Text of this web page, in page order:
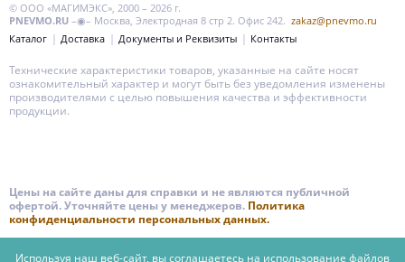
© ООО «МАГИМЭКС», 2000 – 2026 г.
PNEVMO.RU –◉– Москва, Электродная 8 стр 2. Офис 242. zakaz@pnevmo.ru
Каталог
Доставка Документы и Реквизиты Контакты
Технические характеристики товаров, указанные на сайте носят
ознакомительный характер и могут быть без уведомления изменены
производителями с целью повышения качества и эффективности
продукции.
Цены на сайте даны для справки и не являются публичной
офертой. Уточняйте цены у менеджеров. Политика
конфиденциальности персональных данных.
Используя наш веб-сайт, вы соглашаетесь на использование файлов